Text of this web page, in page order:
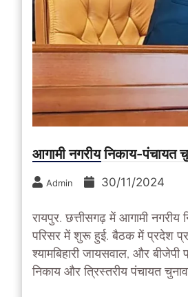
आगामी नगरीय निकाय-पंचायत
Admin 30/11/2024
रायपुर. छत्तीसगढ़ में आगामी
परिसर में शुरू हुई. बैठक में प्रदेश
श्यामबिहारी जायसवाल, और
निकाय और त्रिस्तरीय पंचायत